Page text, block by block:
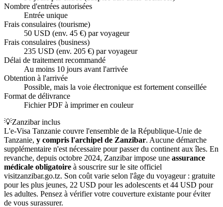
Nombre d'entrées autorisées
Entrée unique
Frais consulaires (tourisme)
50 USD (env. 45 €) par voyageur
Frais consulaires (business)
235 USD (env. 205 €) par voyageur
Délai de traitement recommandé
Au moins 10 jours avant l'arrivée
Obtention à l'arrivée
Possible, mais la voie électronique est fortement conseillée
Format de délivrance
Fichier PDF à imprimer en couleur
💡Zanzibar inclus
L'e-Visa Tanzanie couvre l'ensemble de la République-Unie de
Tanzanie, y compris l'archipel de Zanzibar. Aucune démarche
supplémentaire n'est nécessaire pour passer du continent aux îles. En
revanche, depuis octobre 2024, Zanzibar impose une assurance
médicale obligatoire à souscrire sur le site officiel
visitzanzibar.go.tz. Son coût varie selon l'âge du voyageur : gratuite
pour les plus jeunes, 22 USD pour les adolescents et 44 USD pour
les adultes. Pensez à vérifier votre couverture existante pour éviter
de vous surassurer.